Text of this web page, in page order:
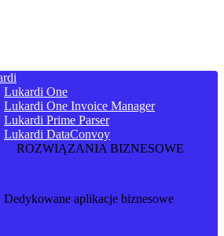
Lukardi One
Lukardi One Invoice Manager
Lukardi Prime Parser
Lukardi DataConvoy
ROZWIĄZANIA BIZNESOWE
Dedykowane aplikacje biznesowe